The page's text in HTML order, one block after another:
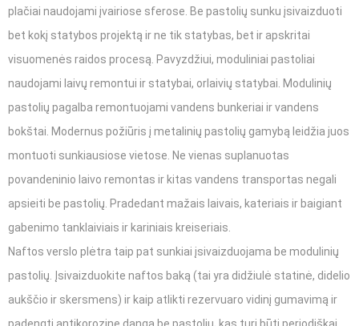
plačiai naudojami įvairiose sferose. Be pastolių sunku įsivaizduoti
bet kokį statybos projektą ir ne tik statybas, bet ir apskritai
visuomenės raidos procesą. Pavyzdžiui, moduliniai pastoliai
naudojami laivų remontui ir statybai, orlaivių statybai. Modulinių
pastolių pagalba remontuojami vandens bunkeriai ir vandens
bokštai. Modernus požiūris į metalinių pastolių gamybą leidžia juos
montuoti sunkiausiose vietose. Ne vienas suplanuotas
povandeninio laivo remontas ir kitas vandens transportas negali
apsieiti be pastolių. Pradedant mažais laivais, kateriais ir baigiant
gabenimo tanklaiviais ir kariniais kreiseriais.
Naftos verslo plėtra taip pat sunkiai įsivaizduojama be modulinių
pastolių. Įsivaizduokite naftos baką (tai yra didžiulė statinė, didelio
aukščio ir skersmens) ir kaip atlikti rezervuaro vidinį gumavimą ir